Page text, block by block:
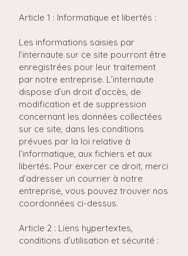
Article 1 : Informatique et libertés :
Les informations saisies par
l’internaute sur ce site pourront être
enregistrées pour leur traitement
par notre entreprise. L’internaute
dispose d’un droit d’accès, de
modification et de suppression
concernant les données collectées
sur ce site, dans les conditions
prévues par la loi relative à
l’informatique, aux fichiers et aux
libertés. Pour exercer ce droit, merci
d’adresser un courrier à notre
entreprise, vous pouvez trouver nos
coordonnées ci-dessus.
Article 2 : Liens hypertextes,
conditions d’utilisation et sécurité :